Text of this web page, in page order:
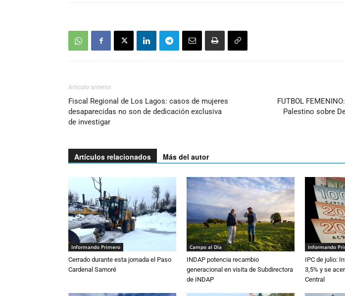
Artículo anterior
Fiscal Regional de Los Lagos: casos de mujeres
desaparecidas no son de dedicación exclusiva
de investigar
FUTBOL
Palestino sobre
Artículos relacionados Más del autor
Informando Primero
Cerrado durante esta jornada el Paso
Cardenal Samoré
Campo al Día
INDAP potencia recambio
generacional en visita de Subdirectora
de INDAP
Informando
IPC de julio:
3,5% y se
Central